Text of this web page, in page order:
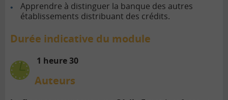
Apprendre à distinguer la banque des autres
établissements distribuant des crédits.
Durée indicative du module
1 heure 30
Auteurs